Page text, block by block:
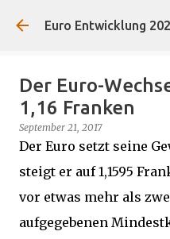
Direkt
Euro Entwicklung
Der Euro-
1,16 Franken
September 21, 2017
Der Euro setzt seine
steigt er auf 1,1595
vor etwas mehr als
aufgegebenen